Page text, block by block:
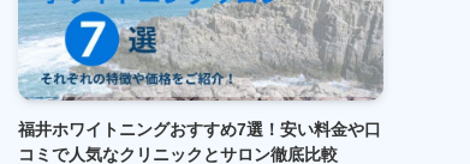
福井ホワイトニングおすすめ7選！安い料金や口
コミで人気なクリニックとサロン徹底比較